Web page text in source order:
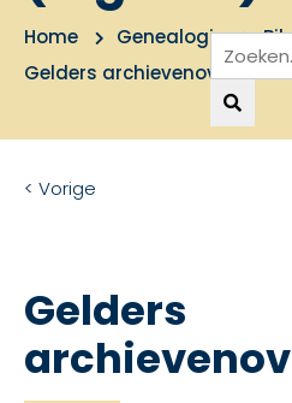
Home Genealogie
Gelders archievenoverzicht
< Vorige
Gelders